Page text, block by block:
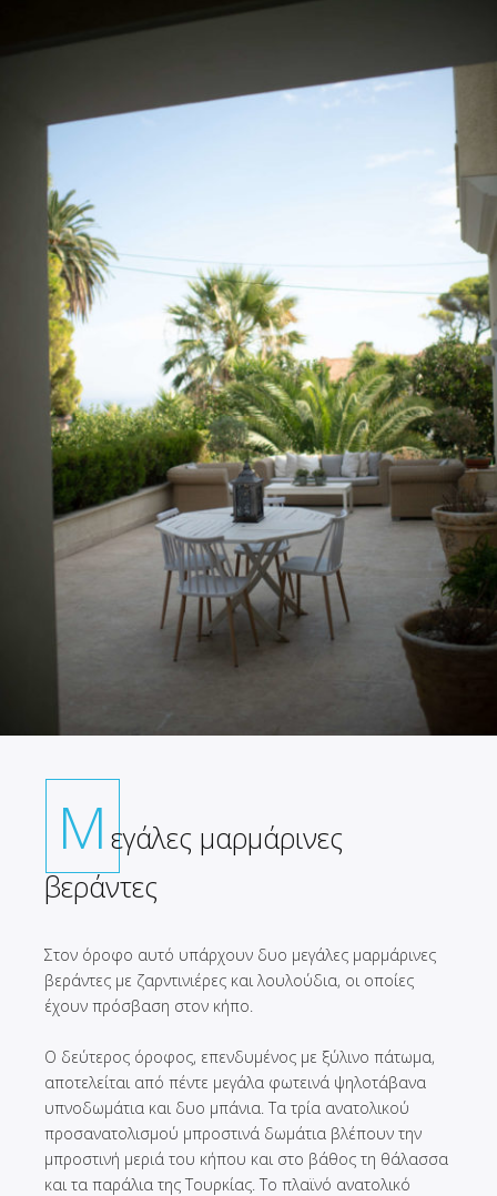
Μ εγάλες μαρμάρινες
βεράντες
Στον όροφο αυτό υπάρχουν δυο μεγάλες μαρμάρινες
βεράντες με ζαρντινιέρες και λουλούδια, οι οποίες
έχουν πρόσβαση στον κήπο.
Ο δεύτερος όροφος, επενδυμένος με ξύλινο πάτωμα,
αποτελείται από πέντε μεγάλα φωτεινά ψηλοτάβανα
υπνοδωμάτια και δυο μπάνια. Τα τρία ανατολικού
προσανατολισμού μπροστινά δωμάτια βλέπουν την
μπροστινή μεριά του κήπου και στο βάθος τη θάλασσα
και τα παράλια της Τουρκίας. Το πλαϊνό ανατολικό